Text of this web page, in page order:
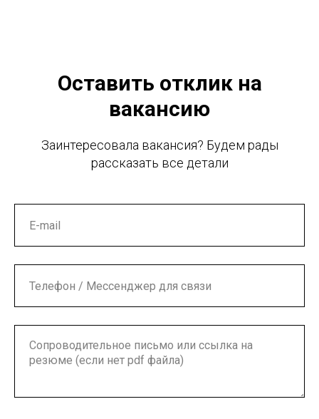
Оставить отклик на
вакансию
Заинтересовала вакансия? Будем рады
рассказать все детали